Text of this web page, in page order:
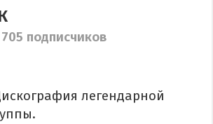
705 подписчиков
легендарной